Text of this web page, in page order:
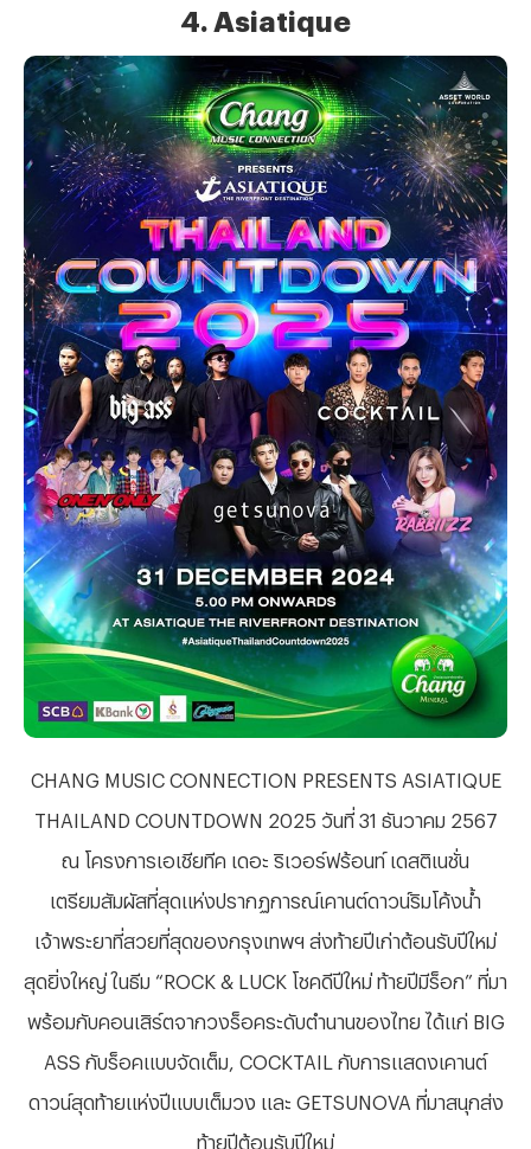
4. Asiatique
CHANG MUSIC CONNECTION PRESENTS ASIATIQUE
THAILAND COUNTDOWN 2025 วันที่ 31 ธันวาคม 2567
ณ โครงการเอเชียทีค เดอะ ริเวอร์ฟร้อนท์ เดสติเนชั่น
เตรียมสัมผัสที่สุดแห่งปรากฏการณ์เคานต์ดาวน์ริมโค้งน้ำ
เจ้าพระยาที่สวยที่สุดของกรุงเทพฯ ส่งท้ายปีเก่าต้อนรับปีใหม่
สุดยิ่งใหญ่ ในธีม “ROCK & LUCK โชคดีปีใหม่ ท้ายปีมีร็อก” ที่มา
พร้อมกับคอนเสิร์ตจากวงร็อคระดับตำนานของไทย ได้แก่ BIG
ASS กับร็อคแบบจัดเต็ม, COCKTAIL กับการแสดงเคานต์
ดาวน์สุดท้ายแห่งปีแบบเต็มวง และ GETSUNOVA ที่มาสนุกส่ง
ท้ายปีต้อนรับปีใหม่